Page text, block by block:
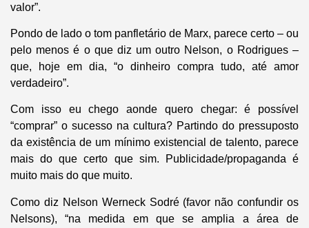
valor”.
Pondo de lado o tom panfletário de Marx, parece certo – ou
pelo menos é o que diz um outro Nelson, o Rodrigues –
que, hoje em dia, “o dinheiro compra tudo, até amor
verdadeiro”.
Com isso eu chego aonde quero chegar: é possível
“comprar” o sucesso na cultura? Partindo do pressuposto
da existência de um mínimo existencial de talento, parece
mais do que certo que sim. Publicidade/propaganda é
muito mais do que muito.
Como diz Nelson Werneck Sodré (favor não confundir os
Nelsons), “na medida em que se amplia a área de